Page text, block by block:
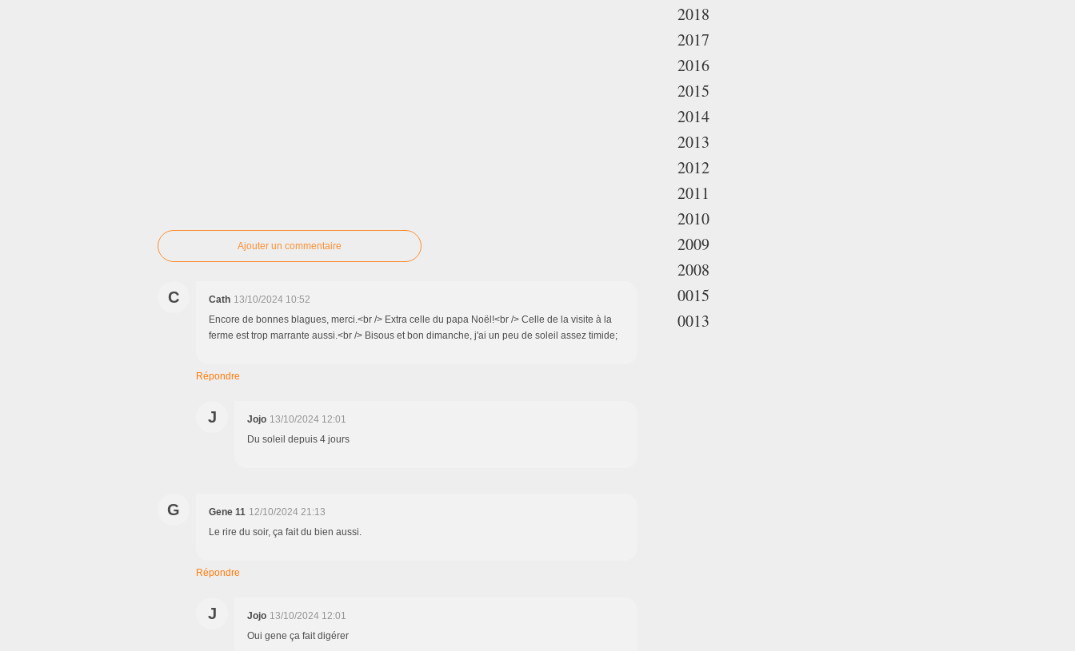
Ajouter un commentaire
C Cath 13/10/2024 10:52
Encore de bonnes blagues, merci.<br /> Extra celle du papa Noël!<br /> Celle de la visite à la
ferme est trop marrante aussi.<br /> Bisous et bon dimanche, j'ai un peu de soleil assez timide;
Répondre
J Jojo 13/10/2024 12:01
Du soleil depuis 4 jours
G Gene 11 12/10/2024 21:13
Le rire du soir, ça fait du bien aussi.
Répondre
J Jojo 13/10/2024 12:01
Oui gene ça fait digérer
2018
2017
2016
2015
2014
2013
2012
2011
2010
2009
2008
0015
0013